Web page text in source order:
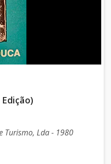
Turismo, Lda - 1980